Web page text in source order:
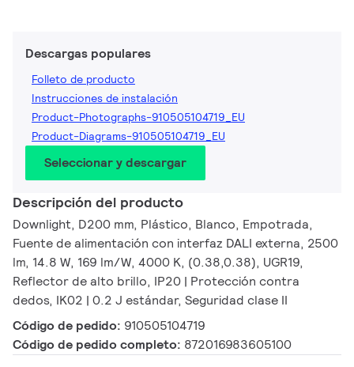
Descargas populares
Folleto de producto
Instrucciones de instalación
Product-Photographs-910505104719_EU
Product-Diagrams-910505104719_EU
Seleccionar y descargar
Descripción del producto
Downlight, D200 mm, Plástico, Blanco, Empotrada,
Fuente de alimentación con interfaz DALI externa, 2500
lm, 14.8 W, 169 lm/W, 4000 K, (0.38,0.38), UGR19,
Reflector de alto brillo, IP20 | Protección contra
dedos, IK02 | 0.2 J estándar, Seguridad clase II
Código de pedido: 910505104719
Código de pedido completo: 872016983605100